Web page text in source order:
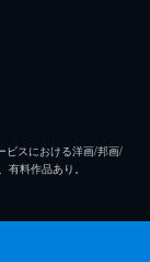
ビスにおける洋画/邦画/
料作品あり。